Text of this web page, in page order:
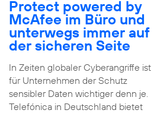
Protect powered by
McAfee im Büro und
unterwegs immer auf
der sicheren Seite
In Zeiten globaler Cyberangriffe ist
für Unternehmen der Schutz
sensibler Daten wichtiger denn je.
Telefónica in Deutschland bietet